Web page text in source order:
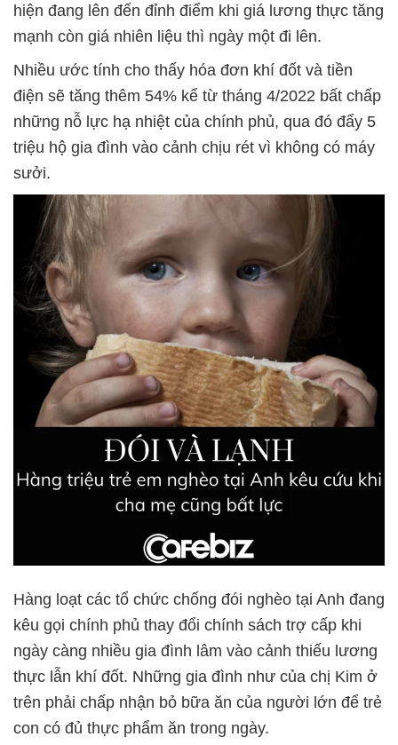
hiện đang lên đến đỉnh điểm khi giá lương thực tăng
mạnh còn giá nhiên liệu thì ngày một đi lên.
Nhiều ước tính cho thấy hóa đơn khí đốt và tiền
điện sẽ tăng thêm 54% kể từ tháng 4/2022 bất chấp
những nỗ lực hạ nhiệt của chính phủ, qua đó đẩy 5
triệu hộ gia đình vào cảnh chịu rét vì không có máy
sưởi.
Hàng loạt các tổ chức chống đói nghèo tại Anh đang
kêu gọi chính phủ thay đổi chính sách trợ cấp khi
ngày càng nhiều gia đình lâm vào cảnh thiếu lương
thực lẫn khí đốt. Những gia đình như của chị Kim ở
trên phải chấp nhận bỏ bữa ăn của người lớn để trẻ
con có đủ thực phẩm ăn trong ngày.